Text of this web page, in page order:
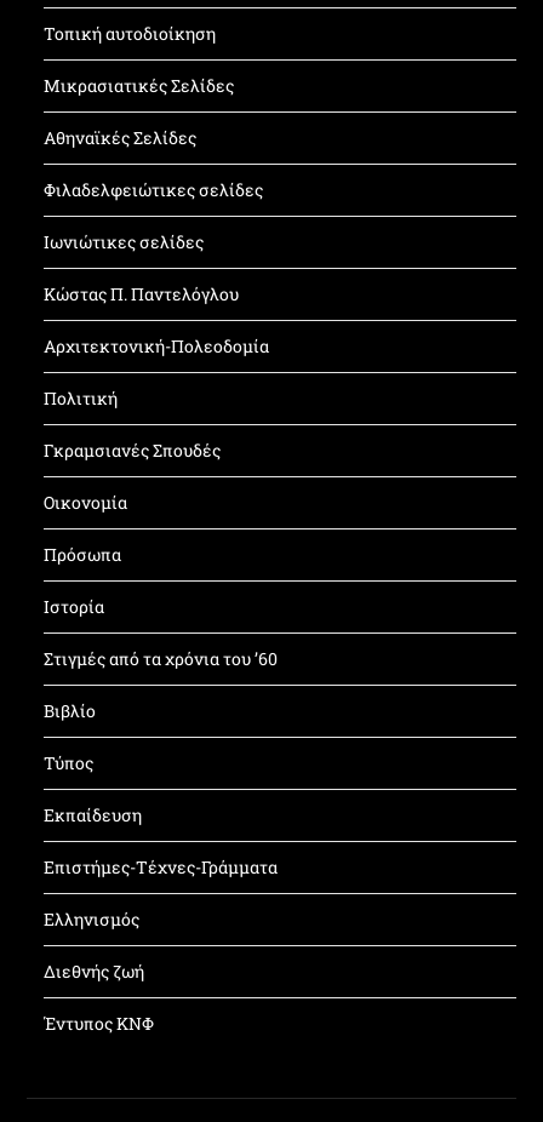
Τοπική αυτοδιοίκηση
Μικρασιατικές Σελίδες
Αθηναϊκές Σελίδες
Φιλαδελφειώτικες σελίδες
Ιωνιώτικες σελίδες
Κώστας Π. Παντελόγλου
Αρχιτεκτονική-Πολεοδομία
Πολιτική
Γκραμσιανές Σπουδές
Οικονομία
Πρόσωπα
Ιστορία
Στιγμές από τα χρόνια του ’60
Βιβλίο
Τύπος
Εκπαίδευση
Επιστήμες-Τέχνες-Γράμματα
Ελληνισμός
Διεθνής ζωή
Έντυπος ΚΝΦ